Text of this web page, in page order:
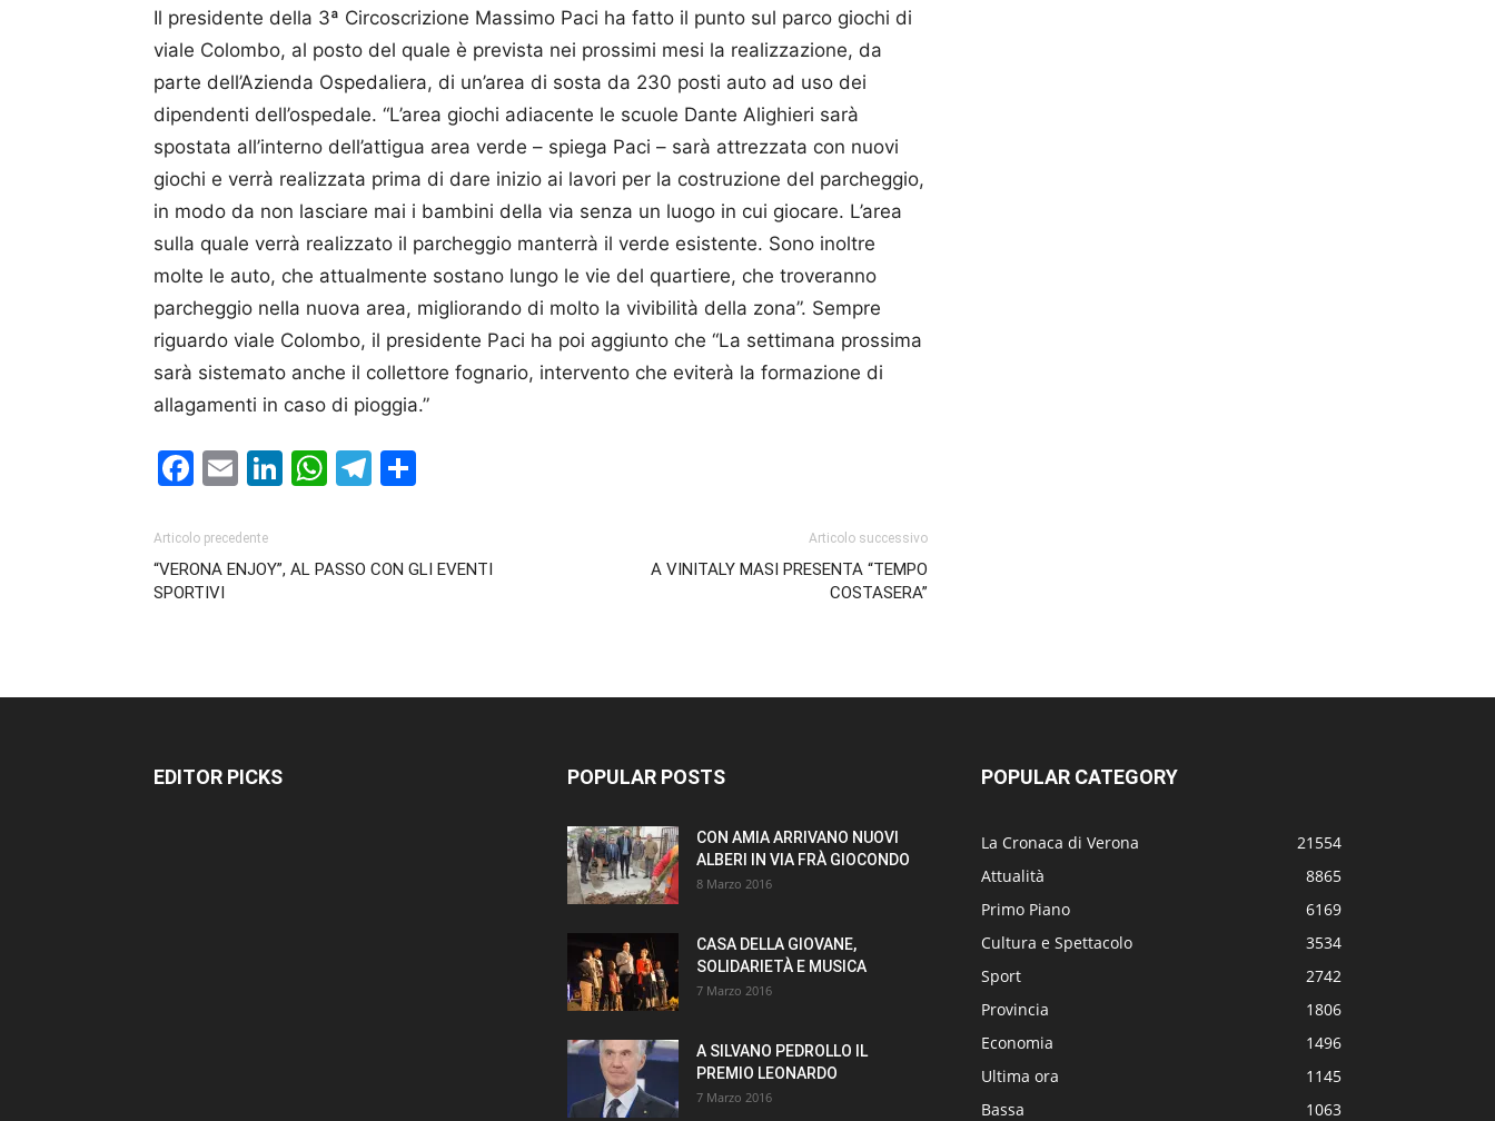
Il presidente della 3ª Circoscrizione Massimo Paci ha fatto il punto sul parco giochi di
viale Colombo, al posto del quale è prevista nei prossimi mesi la realizzazione, da
parte dell’Azienda Ospedaliera, di un’area di sosta da 230 posti auto ad uso dei
dipendenti dell’ospedale. “L’area giochi adiacente le scuole Dante Alighieri sarà
spostata all’interno dell’attigua area verde – spiega Paci – sarà attrezzata con nuovi
giochi e verrà realizzata prima di dare inizio ai lavori per la costruzione del parcheggio,
in modo da non lasciare mai i bambini della via senza un luogo in cui giocare. L’area
sulla quale verrà realizzato il parcheggio manterrà il verde esistente. Sono inoltre
molte le auto, che attualmente sostano lungo le vie del quartiere, che troveranno
parcheggio nella nuova area, migliorando di molto la vivibilità della zona”. Sempre
riguardo viale Colombo, il presidente Paci ha poi aggiunto che “La settimana prossima
sarà sistemato anche il collettore fognario, intervento che eviterà la formazione di
allagamenti in caso di pioggia.”
Facebook
EmailLinkedIn
WhatsApp
Telegram
Articolo precedente
“VERONA ENJOY”, AL PASSO CON GLI EVENTI
SPORTIVI
Articolo successivo
A VINITALY MASI PRESENTA “TEMPO
COSTASERA”
EDITOR PICKS POPULAR POSTS
CON AMIA ARRIVANO NUOVI
ALBERI IN VIA FRÀ GIOCONDO
8 Marzo 2016
CASA DELLA GIOVANE,
SOLIDARIETÀ E MUSICA
7 Marzo 2016
A SILVANO PEDROLLO IL
PREMIO LEONARDO
7 Marzo 2016
POPULAR CATEGORY
La Cronaca di Verona
21554
Attualità
8865
Primo Piano
6169
Cultura e Spettacolo
3534
Sport
2742
Provincia
1806
Economia
1496
Ultima ora
1145
Bassa
1063